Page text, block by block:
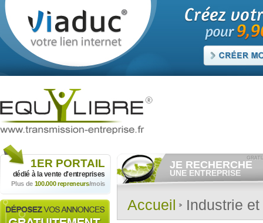
1ER PORTAIL
dédié à la vente d'entreprises
Plus de 100.000 repreneurs/mois
JE RECHERCHE
UNE ENTREPRISE
Consulter gratuitementles
vendre.
Et/ou déposergratuitement
Accueil Industrie